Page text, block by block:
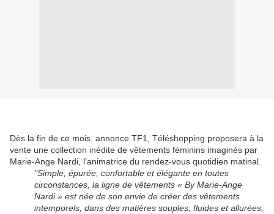
Dès la fin de ce mois, annonce TF1, Téléshopping proposera à la
vente une collection inédite de vêtements féminins imaginés par
Marie-Ange Nardi, l’animatrice du rendez-vous quotidien matinal.
"Simple, épurée, confortable et élégante en toutes
circonstances, la ligne de vêtements « By Marie-Ange
Nardi » est née de son envie de créer des vêtements
intemporels, dans des matières souples, fluides et allurées,